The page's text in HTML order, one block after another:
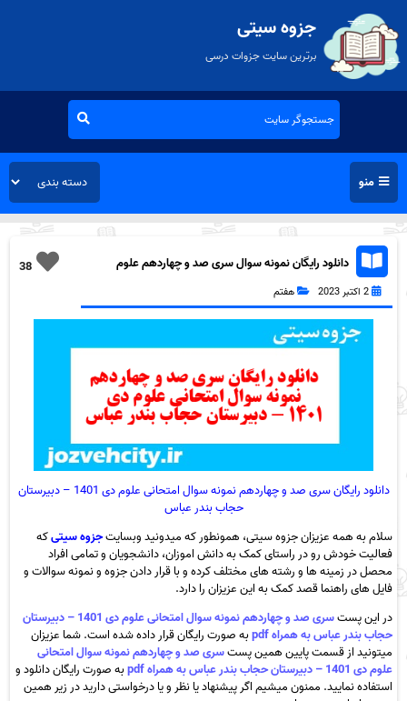
جزوه سیتی
برترین سایت جزوات درسی
منو
38
دانلود رایگان نمونه سوال سری صد و چهاردهم علوم
هفتم به همراه pdf
2 اکتبر 2023 هفتم
دانلود رایگان سری صد و چهاردهم نمونه سوال امتحانی علوم دی 1401 – دبیرستان
حجاب بندر عباس
سلام به همه عزیزان جزوه سیتی، همونطور که میدونید وبسایتجزوه سیتیکه
فعالیت خودش رو در راستای کمک به دانش اموزان، دانشجویان و تمامی افراد
محصل در زمینه ها و رشته های مختلف کرده و با قرار دادن جزوه و نمونه سوالات و
فایل های راهنما قصد کمک به این عزیزان را دارد.
در این پست
سری صد و چهاردهم نمونه سوال امتحانی علوم دی 1401 – دبیرستان
حجاب بندر عباس به همراه pdf
به صورت رایگان قرار داده شده است. شما عزیزان
میتونید از قسمت پایین همین پستسری صد و چهاردهم نمونه سوال امتحانی
علوم دی 1401 – دبیرستان حجاب بندر عباس به همراه pdf
به صورت رایگان دانلود و
استفاده نمایید. ممنون میشیم اگر پیشنهاد یا نظر و یا درخواستی دارید در زیر همین